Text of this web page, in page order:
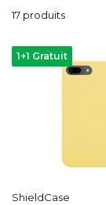
17 produits
1+1 Gratuit
ShieldCase